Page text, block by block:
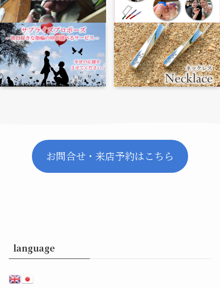
お問合せ・来店予約はこちら
language